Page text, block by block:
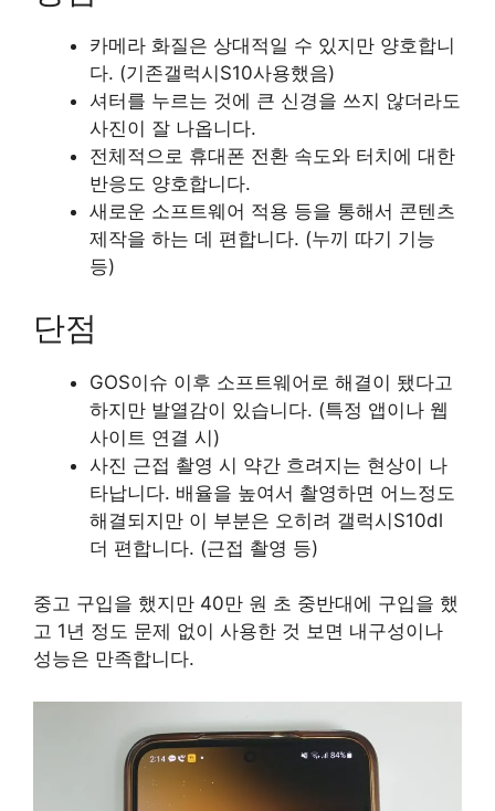
카메라 화질은 상대적일 수 있지만 양호합니
다. (기존갤럭시S10사용했음)
셔터를 누르는 것에 큰 신경을 쓰지 않더라도
사진이 잘 나옵니다.
전체적으로 휴대폰 전환 속도와 터치에 대한
반응도 양호합니다.
새로운 소프트웨어 적용 등을 통해서 콘텐츠
제작을 하는 데 편합니다. (누끼 따기 기능
등)
단점
GOS이슈 이후 소프트웨어로 해결이 됐다고
하지만 발열감이 있습니다. (특정 앱이나 웹
사이트 연결 시)
사진 근접 촬영 시 약간 흐려지는 현상이 나
타납니다. 배율을 높여서 촬영하면 어느정도
해결되지만 이 부분은 오히려 갤럭시S10dl
더 편합니다. (근접 촬영 등)
중고 구입을 했지만 40만 원 초 중반대에 구입을 했
고 1년 정도 문제 없이 사용한 것 보면 내구성이나
성능은 만족합니다.